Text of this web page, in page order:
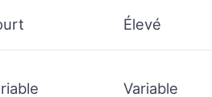
Élevé
Variable